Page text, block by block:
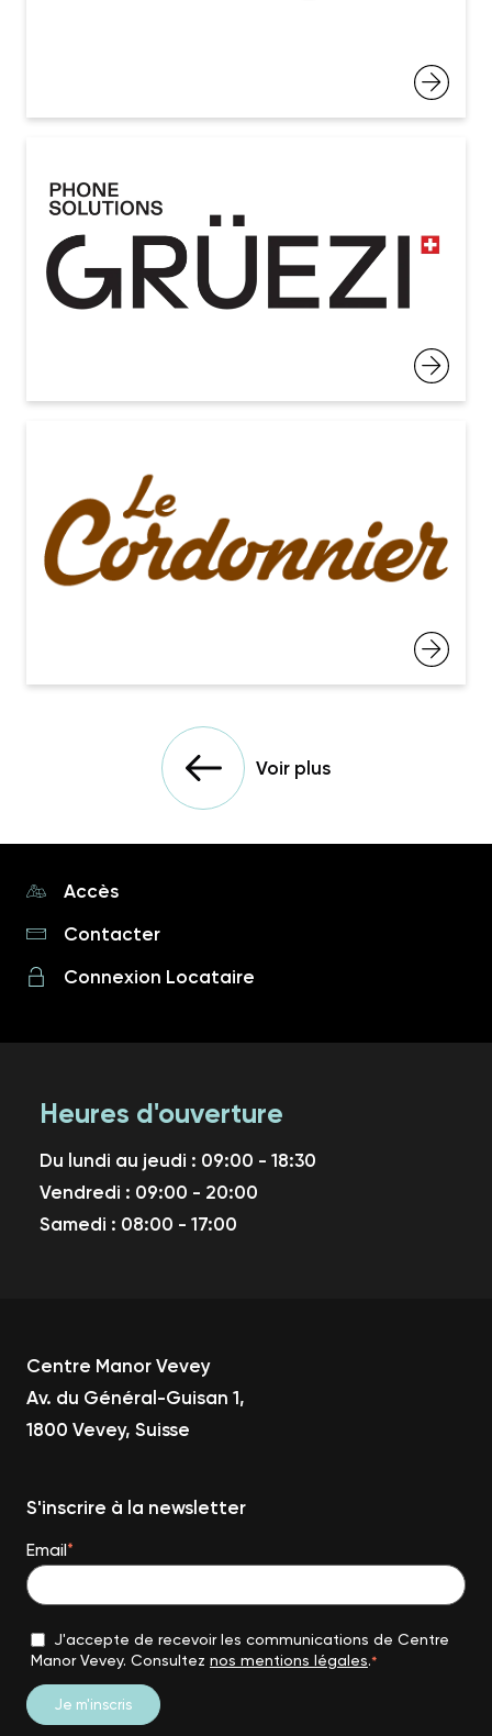
Voir plus
Accès
Contacter
Connexion Locataire
Heures d'ouverture
Du lundi au jeudi : 09:00 - 18:30
Vendredi : 09:00 - 20:00
Samedi : 08:00 - 17:00
Centre Manor Vevey
Av. du Général-Guisan 1,
1800 Vevey, Suisse
S'inscrire à la newsletter
Email*
J'accepte de recevoir les communications de Centre
Manor Vevey. Consultez nos mentions légales.*